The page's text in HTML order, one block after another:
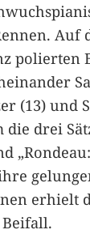
Auf
polierten
(13) und
die drei
erhielt